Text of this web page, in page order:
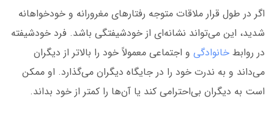
اگر در طول قرار ملاقات متوجه رفتارهای مغرورانه و خودخواهانه
شدید، این می‌تواند نشانه‌ای از خودشیفتگی باشد. فرد خودشیفته
در روابط خانوادگی و اجتماعی معمولاً خود را بالاتر از دیگران
می‌داند و به ندرت خود را در جایگاه دیگران می‌گذارد. او ممکن
است به دیگران بی‌احترامی کند یا آن‌ها را کمتر از خود بداند.